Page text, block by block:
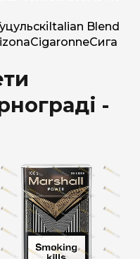
Italian Blend
CigaronneСига
-